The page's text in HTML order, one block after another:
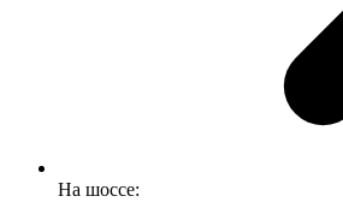
На шоссе: